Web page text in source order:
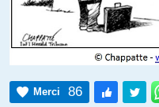
Merci 86